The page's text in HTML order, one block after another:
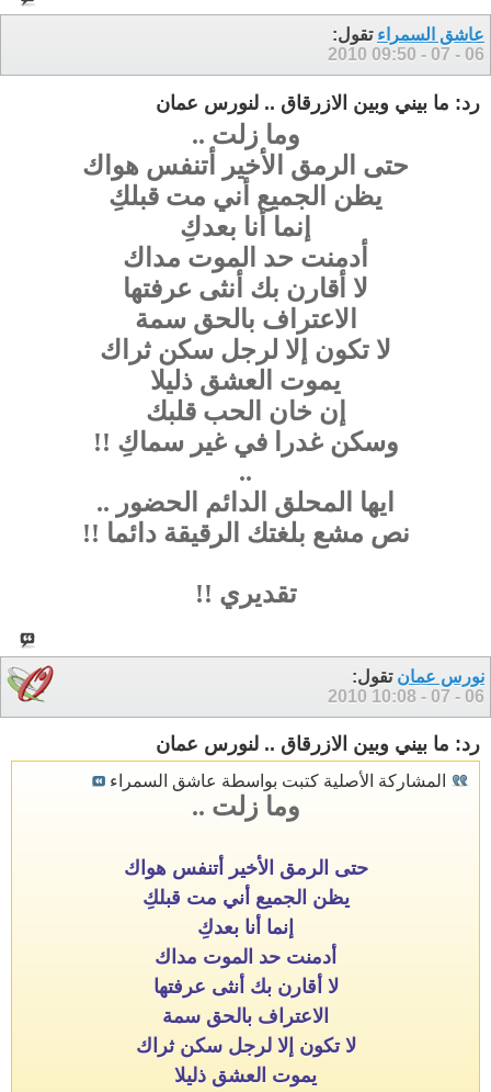
عاشق السمراء تقول:
06 - 07 - 2010
09:50
رد: ما بيني وبين الازرقاق .. لنورس عمان
وما زلت ..
حتى الرمق الأخير أتنفس هواك
يظن الجميع أني مت قبلكِ
إنما أنا بعدكِ
أدمنت حد الموت مداك
لا أقارن بك أنثى عرفتها
الاعتراف بالحق سمة
لا تكون إلا لرجل سكن ثراك
يموت العشق ذليلا
إن خان الحب قلبك
وسكن غدرا في غير سماكِ !!
..
ايها المحلق الدائم الحضور ..
نص مشع بلغتك الرقيقة دائما !!
تقديري !!
نورس عمان تقول:
06 - 07 - 2010
10:08
رد: ما بيني وبين الازرقاق .. لنورس عمان
المشاركة الأصلية كتبت بواسطة عاشق السمراء
وما زلت ..
حتى الرمق الأخير أتنفس هواك
يظن الجميع أني مت قبلكِ
إنما أنا بعدكِ
أدمنت حد الموت مداك
لا أقارن بك أنثى عرفتها
الاعتراف بالحق سمة
لا تكون إلا لرجل سكن ثراك
يموت العشق ذليلا